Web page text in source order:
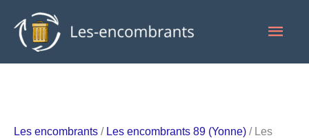
contenu
Les encombrants / Les encombrants 89 (Yonne) / Les